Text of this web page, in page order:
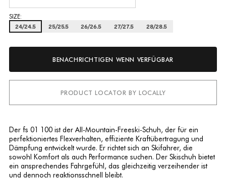
SIZE:
24/24.5 25/25.5 26/26.5 27/27.5 28/28.5
BENACHRICHTIGEN WENN VERFÜGBAR
PRODUCT LOCATOR BY LOCALLY
Der fs 01 100 ist der All-Mountain-Freeski-Schuh, der für ein
perfektioniertes Flexverhalten, effiziente Kraftübertragung und
Dämpfung entwickelt wurde. Er richtet sich an Skifahrer, die
sowohl Komfort als auch Performance suchen. Der Skischuh bietet
ein ansprechendes Fahrgefühl, das gleichzeitig verzeihender ist
und dennoch reaktionsschnell bleibt.